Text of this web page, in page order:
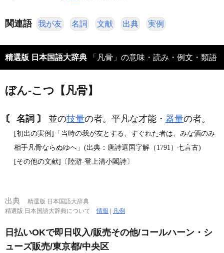
関連語 我が友 名詞 文献 出典 実例
精選版 日本国語大辞典 「凡骨」の意味・読み・例文・類語
ぼん‐こつ【凡骨】
〘 名詞 〙 並の技量の者。平凡な才能・ 器量の者。
[初出の実例]「当時の我が友とする、すぐれた者は、みな酒のみ
相手凡骨ならぬゆへ」(出典：唐詩選国字解（1791）七言古)
[その他の文献]〔陸游‐登上清小閣詩〕
出典
精選版 日本国語大辞典
精選版 日本国語大辞典について情報 | 凡例
日払いOKで即日収入/販売その他/コールハーン・シ
ューズ販売/東京都/中央区